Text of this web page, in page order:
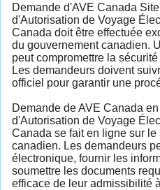
Demande d'AVE Canada
d'Autorisation de Voyage
Canada doit être effectuée
du gouvernement canadien.
peut compromettre la
Les demandeurs doivent
officiel pour garantir une
Demande de AVE Canada
d'Autorisation de Voyage
Canada se fait en ligne sur
canadien. Les demandeurs
électronique, fournir les
soumettre les documents
efficace de leur admissibilité